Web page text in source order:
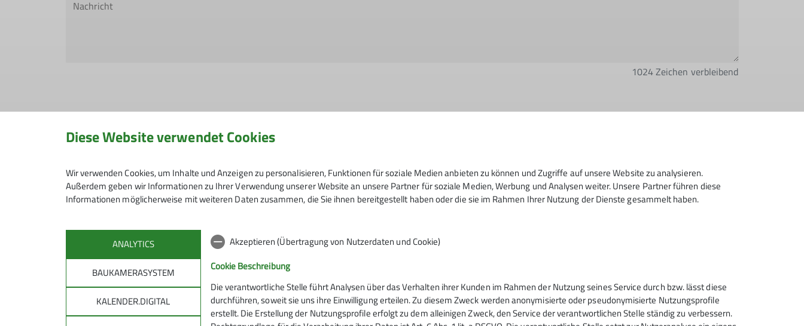
1024Zeichen verbleibend
Hiermit bestätige ich die Kenntnisnahme der Datenschutzerklärung *
Hiermit erkläre ich mich einverstanden, dass meine in das Kontaktformular eingegebenen Daten elektronisch gesichert und zum Zweck der
Kontaktaufnahme verarbeitet und genutzt werden. Mir ist bekannt, dass ich meine Einwilligung jederzeit wiederrufen kann. *
Diese Website verwendet Cookies
Wir verwenden Cookies, um Inhalte und Anzeigen zu personalisieren, Funktionen für soziale Medien anbieten zu können und Zugriffe auf unsere Website zu analysieren.
Außerdem geben wir Informationen zu Ihrer Verwendung unserer Website an unsere Partner für soziale Medien, Werbung und Analysen weiter. Unsere Partner führen diese
Informationen möglicherweise mit weiteren Daten zusammen, die Sie ihnen bereitgestellt haben oder die sie im Rahmen Ihrer Nutzung der Dienste gesammelt haben.
ANALYTICS
BAUKAMERASYSTEM
KALENDER.DIGITAL
Akzeptieren (Übertragung von Nutzerdaten und Cookie)
Cookie Beschreibung
Die verantwortliche Stelle führt Analysen über das Verhalten ihrer Kunden im Rahmen der Nutzung seines Service durch bzw. lässt diese
durchführen, soweit sie uns ihre Einwilligung erteilen. Zu diesem Zweck werden anonymisierte oder pseudonymisierte Nutzungsprofile
erstellt. Die Erstellung der Nutzungsprofile erfolgt zu dem alleinigen Zweck, den Service der verantwortlichen Stelle ständig zu verbessern.